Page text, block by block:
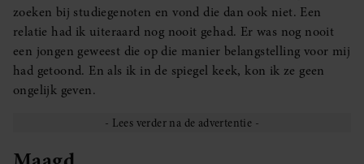
zoeken bij studiegenoten en vond die dan ook niet. Een
relatie had ik uiteraard nog nooit gehad. Er was nog nooit
een jongen geweest die op die manier belangstelling voor mij
had getoond. En als ik in de spiegel keek, kon ik ze geen
ongelijk geven.